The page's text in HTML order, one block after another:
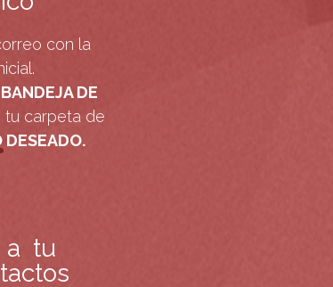
con la
DE
tu carpeta de
DESEADO.
a tu